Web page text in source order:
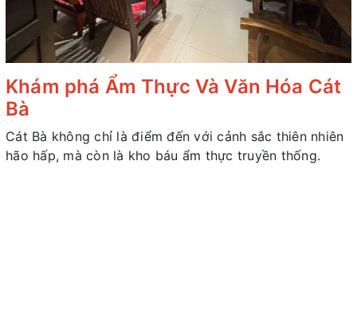
Khám phá Ẩm Thực Và Văn Hóa Cát
Bà
Cát Bà không chỉ là điểm đến với cảnh sắc thiên nhiên
hão hấp, mà còn là kho báu ẩm thực truyền thống.